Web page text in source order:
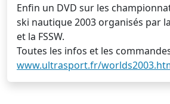
Enfin un DVD sur les
ski nautique 2003 organisés par
et la FSSW.
Toutes les infos et les
www.ultrasport.fr/